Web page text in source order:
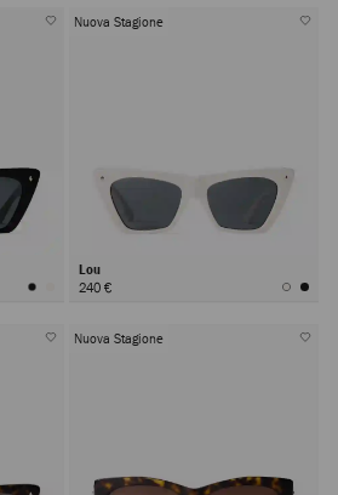
Nuova Stagione
Lou
240 €
Nuova Stagione